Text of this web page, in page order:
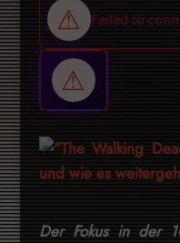
Der Fokus in der